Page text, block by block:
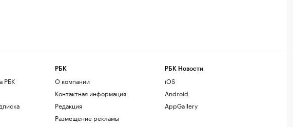
РБК
РБК
О компании
Контактная информация
Редакция
Размещение рекламы
РБК Новости
iOS
Android
AppGallery